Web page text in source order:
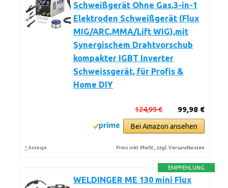
Schweißgerät Ohne Gas,3-in-1
Elektroden Schweißgerät (Flux
MIG/ARC,MMA/Lift WIG),mit
Synergischem Drahtvorschub
kompakter IGBT Inverter
Schweissgerät, für Profis &
Home DIY
99,98 €
124,99 €
Bei Amazon ansehen
* Anzeige Preis inkl. MwSt., zzgl. Versandkosten
EMPFEHLUNG
WELDINGER ME 130 mini Flux